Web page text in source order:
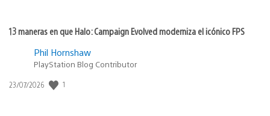
13 maneras en que Halo: Campaign Evolved moderniza el icónico FPS
Phil Hornshaw
PlayStation Blog Contributor
Fecha
23/07/2026 1